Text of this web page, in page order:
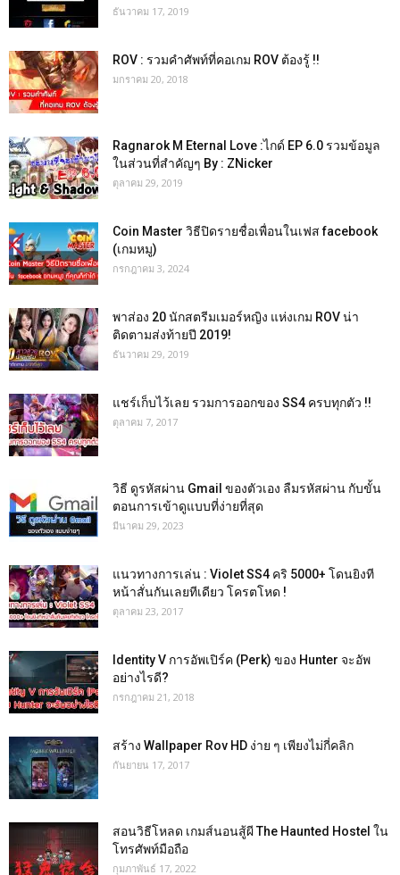
ธันวาคม 17, 2019
ROV : รวมคำศัพท์ที่คอเกม ROV ต้องรู้ !!
มกราคม 20, 2018
Ragnarok M Eternal Love :ไกด์ EP 6.0 รวมข้อมูล
ในส่วนที่สำคัญๆ By : ZNicker
ตุลาคม 29, 2019
Coin Master วิธีปิดรายชื่อเพื่อนในเฟส facebook
(เกมหมู)
กรกฎาคม 3, 2024
พาส่อง 20 นักสตรีมเมอร์หญิง แห่งเกม ROV น่า
ติดตามส่งท้ายปี 2019!
ธันวาคม 29, 2019
แชร์เก็บไว้เลย รวมการออกของ SS4 ครบทุกตัว !!
ตุลาคม 7, 2017
วิธี ดูรหัสผ่าน Gmail ของตัวเอง ลืมรหัสผ่าน กับขั้น
ตอนการเข้าดูแบบที่ง่ายที่สุด
มีนาคม 29, 2023
แนวทางการเล่น : Violet SS4 คริ 5000+ โดนยิงที
หน้าสั่นกันเลยทีเดียว โครตโหด !
ตุลาคม 23, 2017
Identity V การอัพเปิร์ค (Perk) ของ Hunter จะอัพ
อย่างไรดี?
กรกฎาคม 21, 2018
สร้าง Wallpaper Rov HD ง่าย ๆ เพียงไม่กี่คลิก
กันยายน 17, 2017
สอนวิธีโหลด เกมส์นอนสู้ผี The Haunted Hostel ใน
โทรศัพท์มือถือ
กุมภาพันธ์ 17, 2022